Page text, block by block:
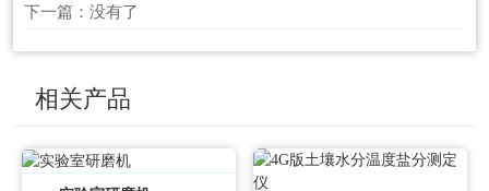
下一篇：没有了
相关产品